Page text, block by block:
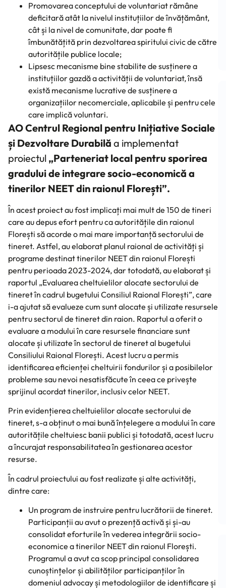
Promovarea conceptului de voluntariat rămâne
deficitară atât la nivelul instituțiilor de învățământ,
cât și la nivel de comunitate, dar poate fi
îmbunătățită prin dezvoltarea spiritului civic de către
autoritățile publice locale;
Lipsesc mecanisme bine stabilite de susținere a
instituțiilor gazdă a activității de voluntariat, însă
există mecanisme lucrative de susținere a
organizațiilor necomerciale, aplicabile și pentru cele
care implică voluntari.
AO Centrul Regional pentru Inițiative Sociale
și Dezvoltare Durabilă a implementat
proiectul „Parteneriat local pentru sporirea
gradului de integrare socio-economică a
tinerilor NEET din raionul Florești”.
În acest proiect au fost implicați mai mult de 150 de tineri
care au depus efort pentru ca autoritățile din raionul
Florești să acorde o mai mare importanță sectorului de
tineret. Astfel,au elaborat planul raional de activități și
programe destinat tinerilor NEET din raionul Florești
pentru perioada 2023-2024, dar totodată, au elaborat și
raportul „Evaluarea cheltuielilor alocate sectorului de
tineret în cadrul bugetului Consiliul Raional Florești”, care
i-a ajutat să evalueze cum sunt alocate și utilizate resursele
pentru sectorul de tineret din raion. Raportul a oferit o
evaluare a modului în care resursele financiare sunt
alocate și utilizate în sectorul de tineret al bugetului
Consiliului Raional Florești. Acest lucru a permis
identificarea eficienței cheltuirii fondurilor și a posibilelor
probleme sau nevoi nesatisfăcute în ceea ce privește
sprijinul acordat tinerilor, inclusiv celor NEET.
Prin evidențierea cheltuielilor alocate sectorului de
tineret, s-a obținut o mai bună înțelegere a modului în care
autoritățile cheltuiesc banii publici și totodată, acest lucru
a încurajat responsabilitatea în gestionarea acestor
resurse.
În cadrul proiectului au fost realizate și alte activități,
dintre care:
Un program de instruire pentru lucrătorii de tineret.
Participanții au avut o prezență activă și și-au
consolidat eforturile în vederea integrării socio-
economice a tinerilor NEET din raionul Florești.
Programul a avut ca scop principal consolidarea
cunoștințelor și abilităților participanților în
domeniul advocay și metodologiilor de identificare și